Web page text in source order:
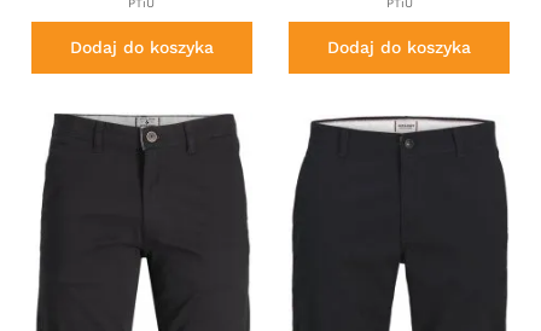
PTiU
Dodaj do koszyka
PTiU
Dodaj do koszyka